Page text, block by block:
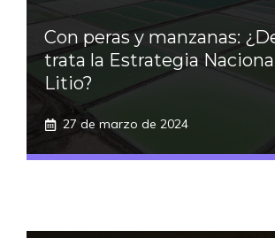
Con peras y manzanas:
trata la Estrategia
Litio?
27 de marzo de 2024